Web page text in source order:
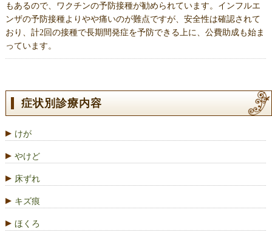
もあるので、ワクチンの予防接種が勧められています。インフルエ
ンザの予防接種よりやや痛いのが難点ですが、安全性は確認されて
おり、計2回の接種で長期間発症を予防できる上に、公費助成も始ま
っています。
症状別診療内容
けが
やけど
床ずれ
キズ痕
ほくろ